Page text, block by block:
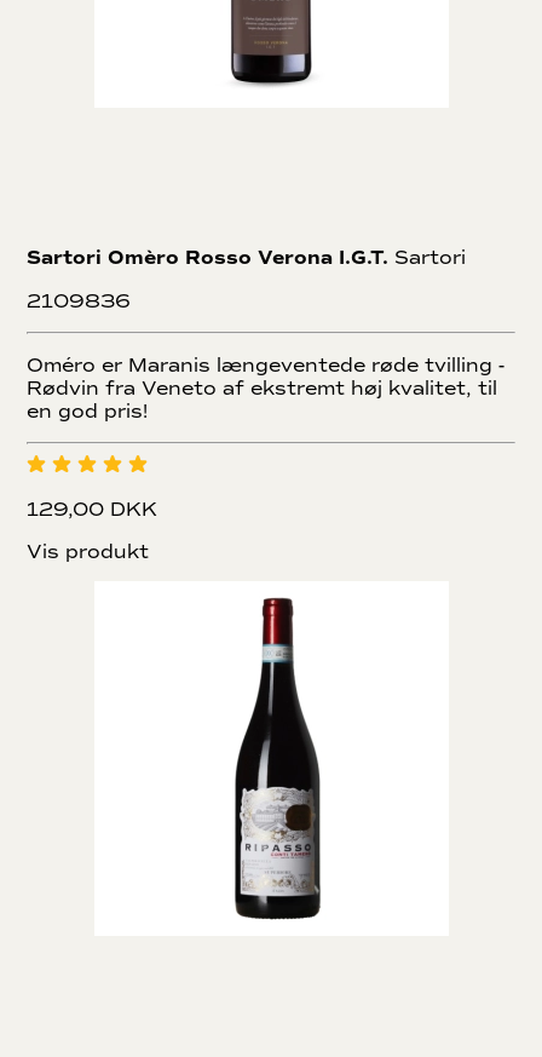
Sartori Omèro Rosso Verona I.G.T. Sartori
2109836
Oméro er Maranis længeventede røde tvilling -
Rødvin fra Veneto af ekstremt høj kvalitet, til
en god pris!
129,00 DKK
Vis produkt